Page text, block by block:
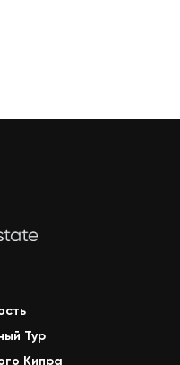
Тур
Кипра